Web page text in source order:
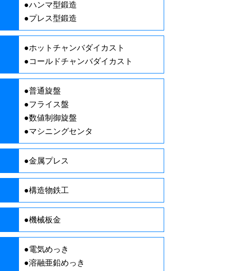
●ハンマ型鍛造
●プレス型鍛造
●ホットチャンバダイカスト
●コールドチャンバダイカスト
●普通旋盤
●フライス盤
●数値制御旋盤
●マシニングセンタ
●金属プレス
●構造物鉄工
●機械板金
●電気めっき
●溶融亜鉛めっき